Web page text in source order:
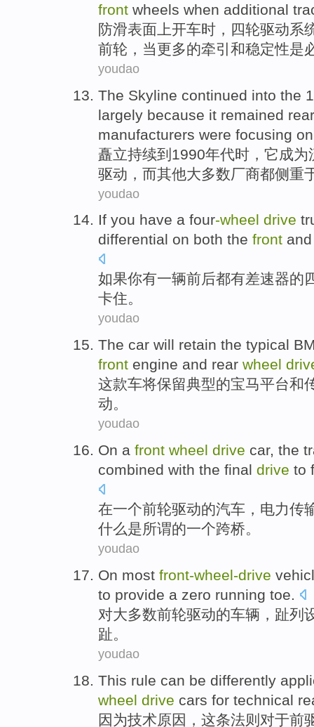
front wheels when additional
防滑表面 上开车时 ， 四轮驱动系
前轮 ， 当更多的牵引 和稳定性是
youdao
The Skyline continued into the
largely because it remained
manufacturers were focusing on
矗立持续到 1990年代时， 它成为
驱动 ， 而其他大多数厂商都侧重
youdao
If you have a four-wheel drive
differential on both the front
如果你有一辆前后都有差速器的
卡住。
youdao
The car will retain the typical
front engine and rear wheel
这款车将保留典型的宝马平台和
动。
youdao
On a front wheel drive car, the
combined with the final drive to
在一个前轮驱动的汽车 ， 电力传
什么是所谓的一个跨桥。
youdao
On most front-wheel-drive
to provide a zero running toe.
对大多数前轮驱动的车辆 ， 趾列
趾。
youdao
This rule can be differently
wheel drive cars for technical
因为技术原因 ， 这条法则对于前